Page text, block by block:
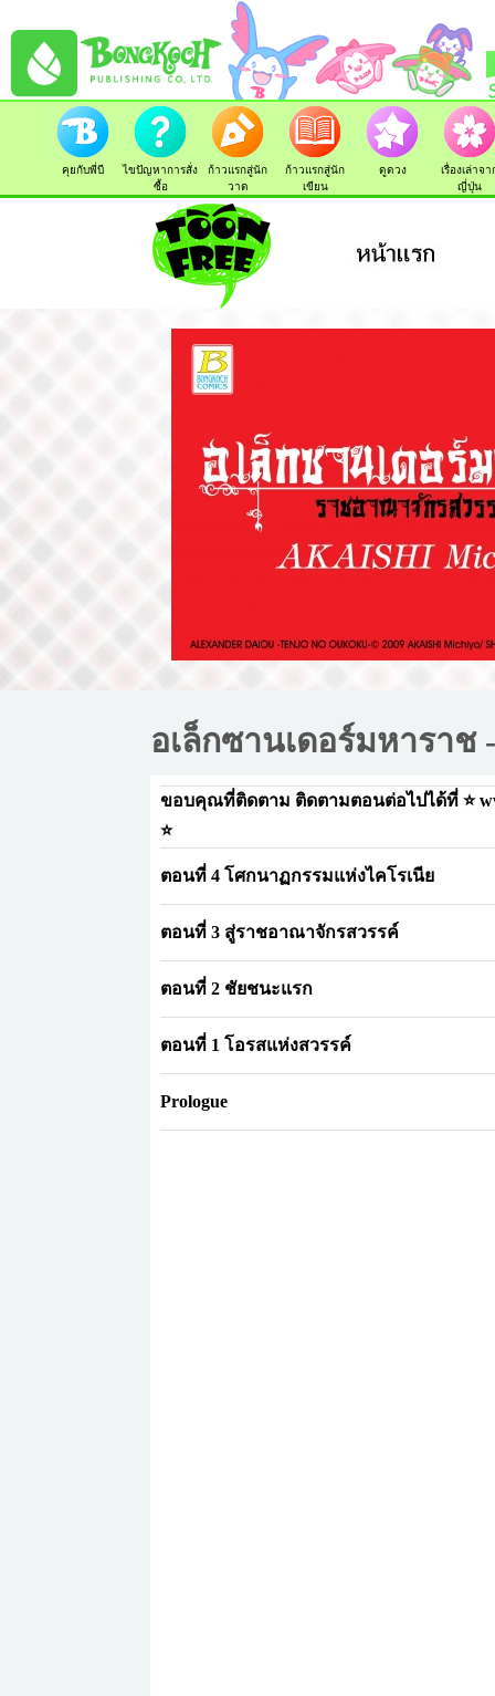
คุยกับพี่บี
ไขปัญหาการสั่ง
ซื้อ
ก้าวแรกสู่นัก
วาด
ก้าวแรกสู่นัก
เขียน
ดูดวง
เรื่องเล่าจา
ญี่ปุ่น
อเล็กซานเดอร์มหารา
ขอบคุณที่ติดตาม ติดตามตอนต่อไปได้ที่ ⭐
⭐
ตอนที่ 4 โศกนาฏกรรมแห่งไคโรเนีย
ตอนที่ 3 สู่ราชอาณาจักรสวรรค์
ตอนที่ 2 ชัยชนะแรก
ตอนที่ 1 โอรสแห่งสวรรค์
Prologue